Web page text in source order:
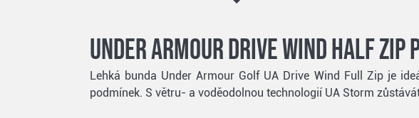
Under Armour Drive Wind Half Zip
Lehká bunda Under Armour Golf UA Drive Wind Full Zip je
podmínek. S větru- a voděodolnou technologií UA Storm